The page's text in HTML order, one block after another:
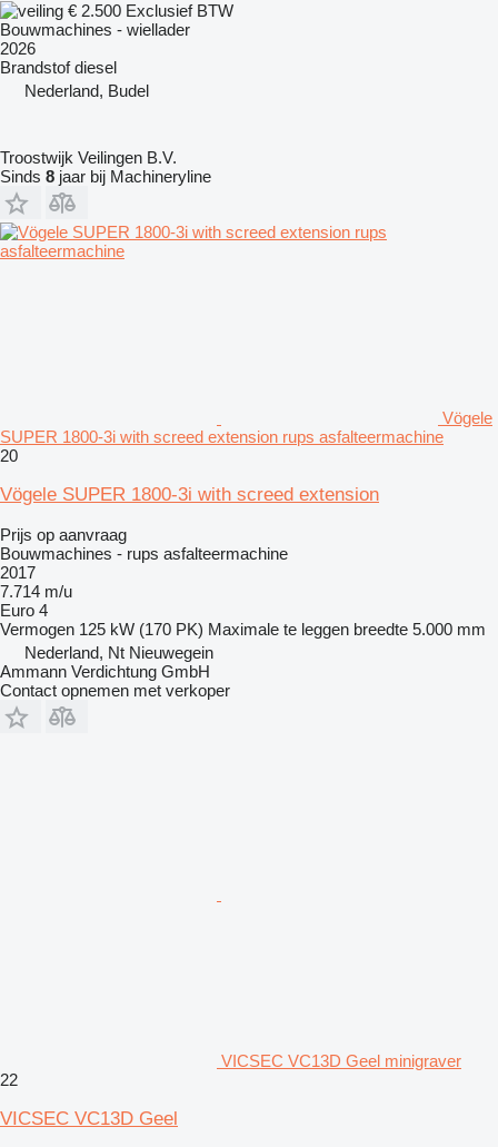
€ 2.500 Exclusief BTW
Bouwmachines - wiellader
2026
Brandstof diesel
Nederland, Budel
Troostwijk Veilingen B.V.
Sinds 8 jaar bij Machineryline
Vögele
SUPER 1800-3i with screed extension rups asfalteermachine
20
Vögele SUPER 1800-3i with screed extension
Prijs op aanvraag
Bouwmachines - rups asfalteermachine
2017
7.714 m/u
Euro 4
Vermogen 125 kW (170 PK) Maximale te leggen breedte 5.000 mm
Nederland, Nt Nieuwegein
Ammann Verdichtung GmbH
Contact opnemen met verkoper
VICSEC VC13D Geel minigraver
22
VICSEC VC13D Geel